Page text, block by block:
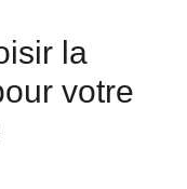
la
votre